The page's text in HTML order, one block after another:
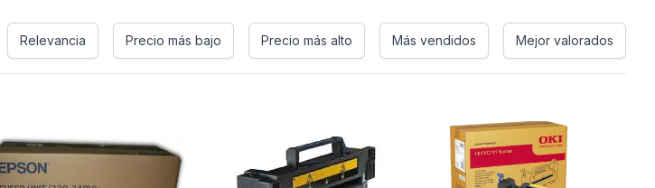
Relevancia Precio más bajo Precio más alto Más vendidos Mejor valorados